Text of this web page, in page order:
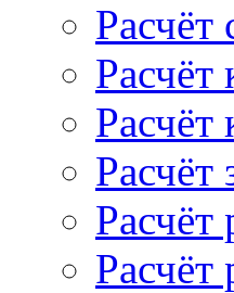
Расчёт
Расчёт
Расчёт
Расчёт
Расчёт